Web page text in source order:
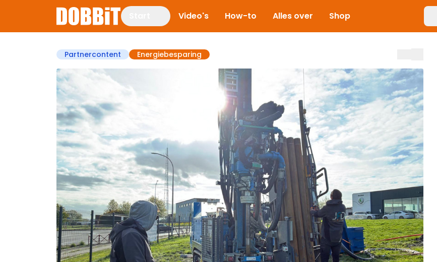
Video's How-to Alles over Shop
Partnercontent Energiebesparing